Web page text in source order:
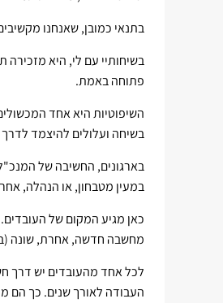
בתנאי כמובן, שאנחנו
בשיחותיי עם לי, היא
פתוחה באמת.
השיפוטיות היא אחד
בשיחה ועלולים להיצמד
בארגונים, החשיבה של
במעין מטבחון, או הנהלה,
כאן מגיע המקום של
מחשבה חדשה, אחרת, שונה
לכל אחד מהעובדים יש דרך
העבודה לאורך שנים. כך הם